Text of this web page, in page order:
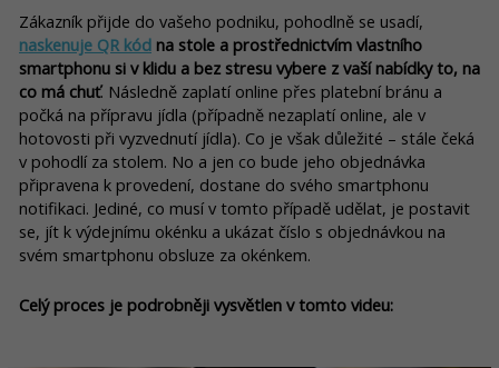
Zákazník přijde do vašeho podniku, pohodlně se usadí,
naskenuje QR kód na stole a prostřednictvím vlastního
smartphonu si v klidu a bez stresu vybere z vaší nabídky to, na
co má chuť. Následně zaplatí online přes platební bránu a
počká na přípravu jídla (případně nezaplatí online, ale v
hotovosti při vyzvednutí jídla). Co je však důležité – stále čeká
v pohodlí za stolem. No a jen co bude jeho objednávka
připravena k provedení, dostane do svého smartphonu
notifikaci. Jediné, co musí v tomto případě udělat, je postavit
se, jít k výdejnímu okénku a ukázat číslo s objednávkou na
svém smartphonu obsluze za okénkem.
Celý proces je podrobněji vysvětlen v tomto videu: